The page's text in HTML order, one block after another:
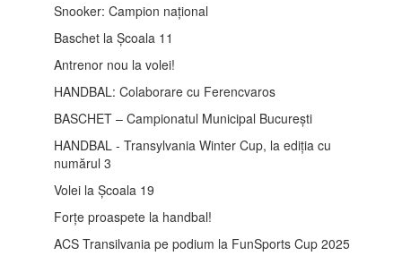
Snooker: Campion național
Baschet la Școala 11
Antrenor nou la volei!
HANDBAL: Colaborare cu Ferencvaros
BASCHET – Campionatul Municipal București
HANDBAL - Transylvania Winter Cup, la ediția cu
numărul 3
Volei la Școala 19
Forțe proaspete la handbal!
ACS Transilvania pe podium la FunSports Cup 2025